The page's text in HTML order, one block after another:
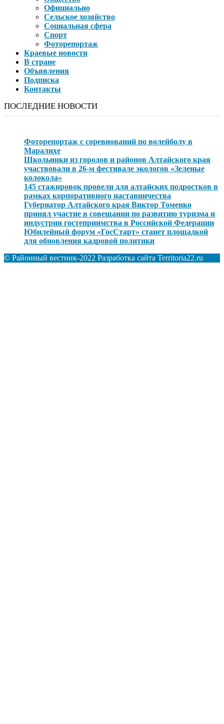
Официально
Сельское хозяйство
Социальная сфера
Спорт
Фоторепортаж
Краевые новости
В стране
Объявления
Подписка
Контакты
ПОСЛЕДНИЕ НОВОСТИ
Фоторепортаж с соревнований по волейболу в
Маралихе
Школьники из городов и районов Алтайского края
участвовали в 26-м фестивале экологов «Зеленые
колокола»
145 стажировок провели для алтайских подростков в
рамках корпоративного наставничества
Губернатор Алтайского края Виктор Томенко
принял участие в совещании по развитию туризма и
индустрии гостеприимства в Российской Федерации
Юбилейный форум «ГосСтарт» станет площадкой
для обновления кадровой политики
© Районный вестник-2022 Разработка сайта Territoria22.ru